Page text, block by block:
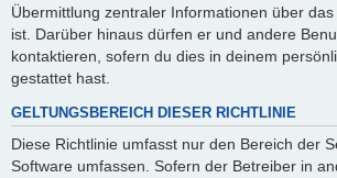
Übermittlung zentraler Informationen über
ist. Darüber hinaus dürfen er und andere
kontaktieren, sofern du dies in deinem
gestattet hast.
GELTUNGSBEREICH DIESER RICHTLINIE
Diese Richtlinie umfasst nur den Bereich der
Software umfassen. Sofern der Betreiber in